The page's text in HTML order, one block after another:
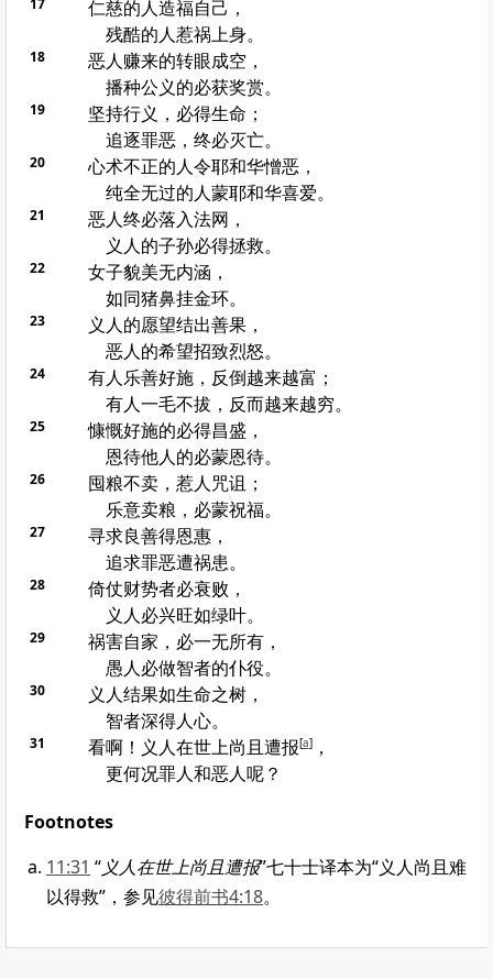
17
仁慈的人造福自己，
残酷的人惹祸上身。
18
恶人赚来的转眼成空，
播种公义的必获奖赏。
19
坚持行义，必得生命；
追逐罪恶，终必灭亡。
20
心术不正的人令耶和华憎恶，
纯全无过的人蒙耶和华喜爱。
21
恶人终必落入法网，
义人的子孙必得拯救。
22
女子貌美无内涵，
如同猪鼻挂金环。
23
义人的愿望结出善果，
恶人的希望招致烈怒。
24
有人乐善好施，反倒越来越富；
有人一毛不拔，反而越来越穷。
25
慷慨好施的必得昌盛，
恩待他人的必蒙恩待。
26
囤粮不卖，惹人咒诅；
乐意卖粮，必蒙祝福。
27
寻求良善得恩惠，
追求罪恶遭祸患。
28
倚仗财势者必衰败，
义人必兴旺如绿叶。
29
祸害自家，必一无所有，
愚人必做智者的仆役。
30
义人结果如生命之树，
智者深得人心。
31 看啊！义人在世上尚且遭报[a]，
更何况罪人和恶人呢？
Footnotes
11:31 “义人在世上尚且遭报”七十士译本为“义人尚且难
以得救”，参见彼得前书4:18。